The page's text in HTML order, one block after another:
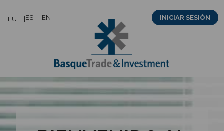
EU ES EN INICIAR SESIÓN